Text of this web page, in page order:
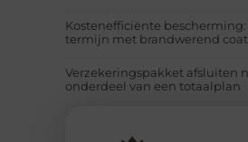
Kostenefficiënte
termijn met brandwerend
Verzekeringspakket afsluiten
onderdeel van een totaalplan